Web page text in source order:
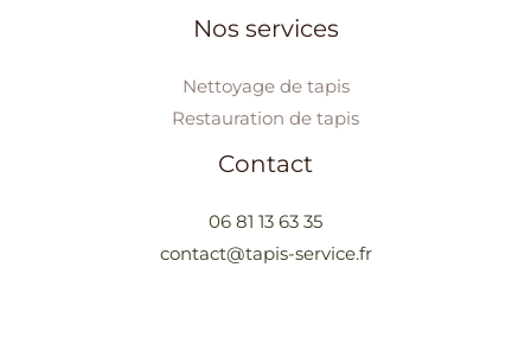
Nos services
Nettoyage de tapis
Restauration de tapis
Contact
06 81 13 63 35
contact@tapis-service.fr